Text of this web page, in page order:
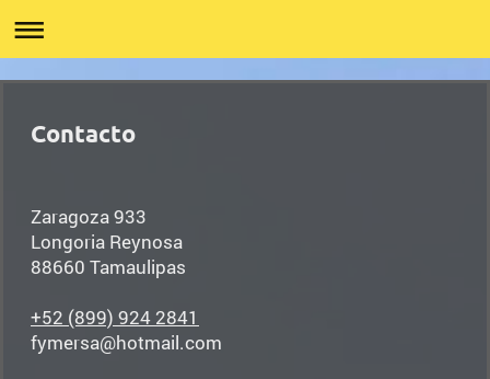
Contacto
Zaragoza933
Longoria Reynosa
88660 Tamaulipas
+52 (899) 924 2841
fymersa@hotmail.com